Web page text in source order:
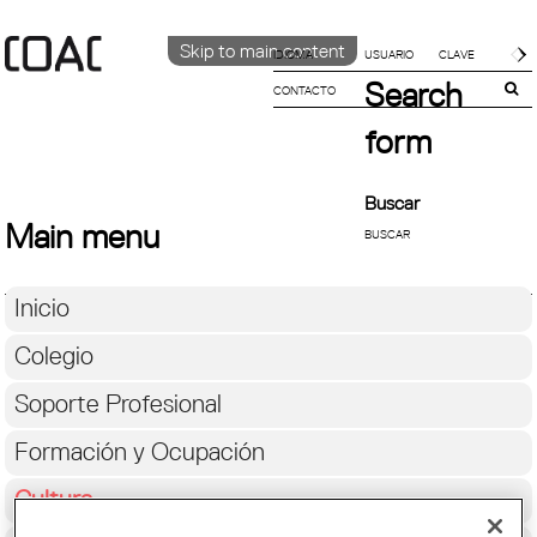
Skip to main content
IDIOMA
CATALÀ
CONTACTO
Search
form
Buscar
Main menu
Inicio
Colegio
Soporte Profesional
Formación y Ocupación
Cultura